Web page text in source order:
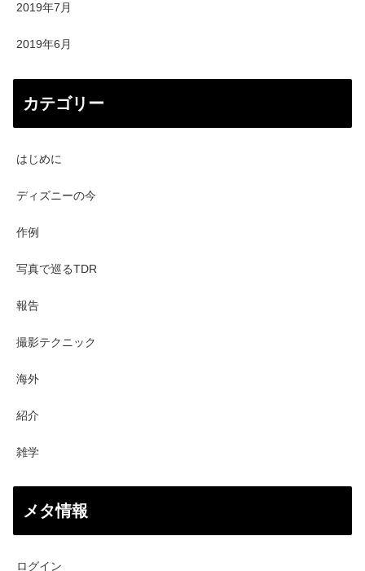
2019年7月
2019年6月
カテゴリー
はじめに
ディズニーの今
作例
写真で巡るTDR
報告
撮影テクニック
海外
紹介
雑学
メタ情報
ログイン